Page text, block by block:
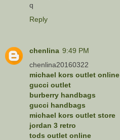
q
Reply
chenlina 9:49 PM
chenlina20160322
michael kors outlet online
gucci outlet
burberry handbags
gucci handbags
michael kors outlet store
jordan 3 retro
tods outlet online